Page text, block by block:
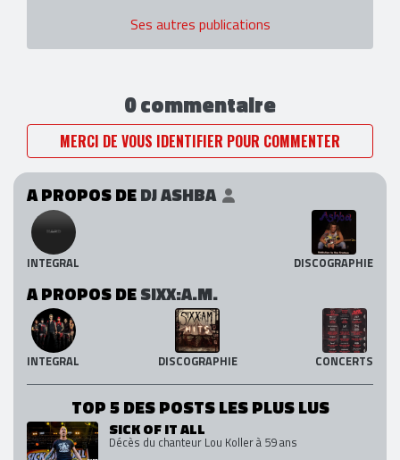
Ses autres publications
0 commentaire
MERCI DE VOUS IDENTIFIER POUR COMMENTER
A PROPOS DEDJ ASHBA
INTEGRAL DISCOGRAPHIE
A PROPOS DESIXX:A.M.
INTEGRAL DISCOGRAPHIE CONCERTS
TOP 5 DES POSTS LES PLUS LUS
SICK OF IT ALL
Décès du chanteur Lou Koller à 59 ans